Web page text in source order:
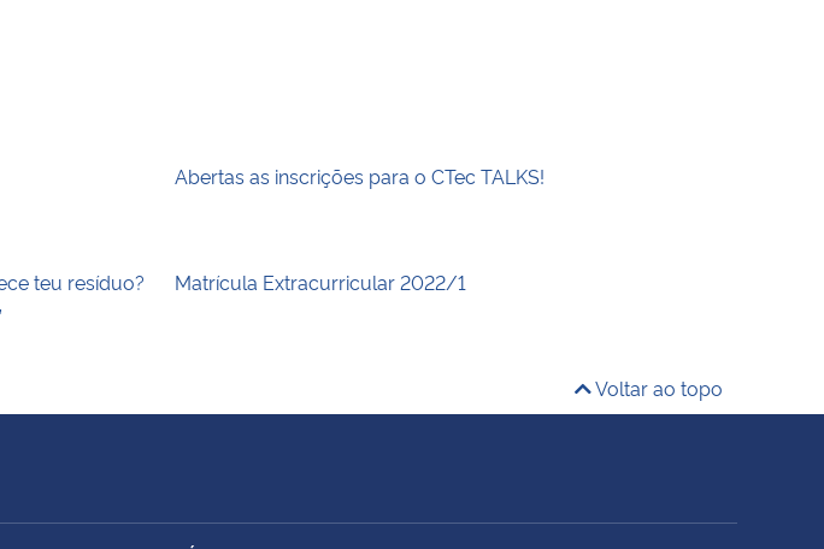
Abertas as inscrições para o CTec TALKS!
teu resíduo?
Matrícula Extracurricular 2022/1
Voltar ao topo